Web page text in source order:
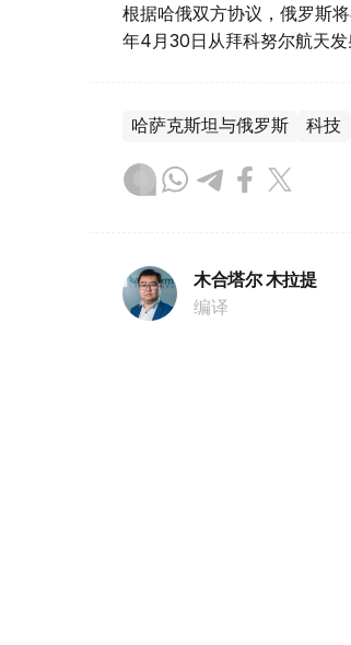
根据哈俄双方协议，俄罗斯
年4月30日从拜科努尔航天发
哈萨克斯坦与俄罗斯 科技
木合塔尔 木拉提
编译